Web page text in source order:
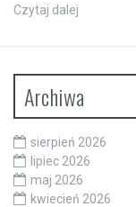
Czytaj dalej
Archiwa
sierpień 2026
lipiec 2026
maj 2026
kwiecień 2026